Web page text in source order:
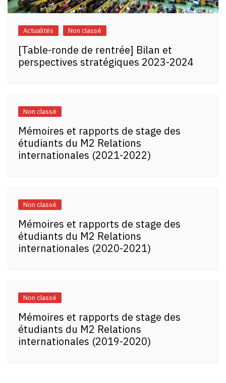
Actualités Non classé
[Table-ronde de rentrée] Bilan et
perspectives stratégiques 2023-2024
Non classé
Mémoires et rapports de stage des
étudiants du M2 Relations
internationales (2021-2022)
Non classé
Mémoires et rapports de stage des
étudiants du M2 Relations
internationales (2020-2021)
Non classé
Mémoires et rapports de stage des
étudiants du M2 Relations
internationales (2019-2020)